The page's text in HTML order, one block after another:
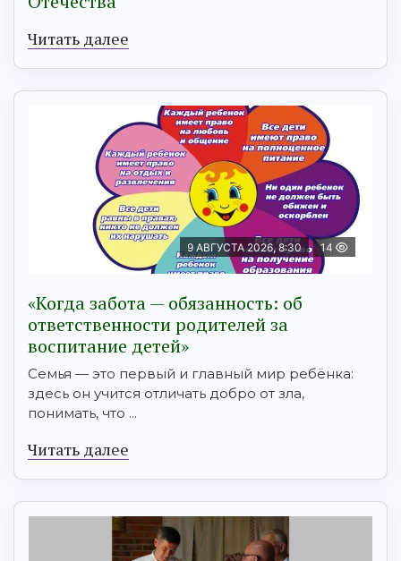
Читать далее
9 АВГУСТА 2026, 8:30 14
«Когда забота — обязанность: об
ответственности родителей за
воспитание детей»
Семья — это первый и главный мир ребёнка:
здесь он учится отличать добро от зла,
понимать, что ...
Читать далее